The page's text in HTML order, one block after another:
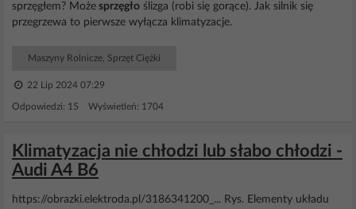
sprzęgłem? Może sprzęgło ślizga (robi się gorące). Jak silnik się
przegrzewa to pierwsze wyłącza klimatyzacje.
Maszyny Rolnicze, Sprzęt Ciężki
22 Lip 2024 07:29
Odpowiedzi: 15 Wyświetleń: 1704
Klimatyzacja nie chłodzi lub słabo chłodzi -
Audi A4 B6
https://obrazki.elektroda.pl/3186341200_... Rys. Elementy układu